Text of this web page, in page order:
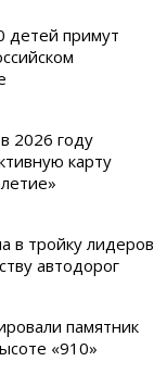
детей примут
2026 году
карту
в тройку лидеров
автодорог
памятник
«910»